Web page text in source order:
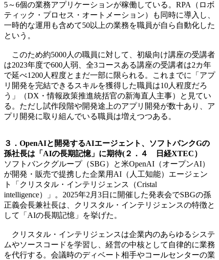
5～6個の業務アプリケーションが稼働している。RPA（ロボ
ティック・プロセス・オートメーション）も同時に導入し、
一時的な運用も含めて50以上の業務を職員が自ら自動化した
という。
このため約5000人の職員に対して、初級向け講座の受講者
は2023年度で600人弱、全3コースある講座の受講者は2カ年
で延べ1200人程度とまだ一部に限られる。これまでに「アプ
リ開発を完結できるスキルを獲得した職員は10人程度だろ
う」（DX・情報政策推進統括官の新海直人主事）と見てい
る。ただし試作段階や開発途上のアプリ開発が数十あり、ア
プリ開発に取り組んでいる職員は増えつつある。
３．OpenAIと開発するAIエージェント、ソフトバンクGの
孫社長は「AIの長期記憶」に期待(２．４ 日経XTEC）
ソフトバンクグループ（SBG）と米OpenAI（オープンAI）
が開発・販売で提携した企業用AI（人工知能）エージェン
ト「クリスタル・インテリジェンス（Cristal
intelligence）」。2025年2月3日に開催した発表会でSBGの孫
正義会長兼社長は、クリスタル・インテリジェンスの特徴と
して「AIの長期記憶」を挙げた。
クリスタル・インテリジェンスは企業内のあらゆるシステ
ムやソースコードを学習し、経営の中核として自律的に業務
を代行する。会議時のディベート相手やコールセンターの業